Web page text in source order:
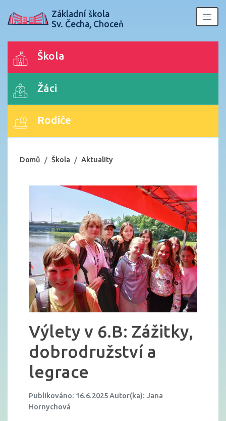
Základní škola
Sv. Čecha, Choceň
Škola
Žáci
Rodiče
Domů Škola Aktuality
Výlety v 6.B: Zážitky,
dobrodružství a
legrace
Publikováno: 16.6.2025 Autor(ka): Jana
Hornychová